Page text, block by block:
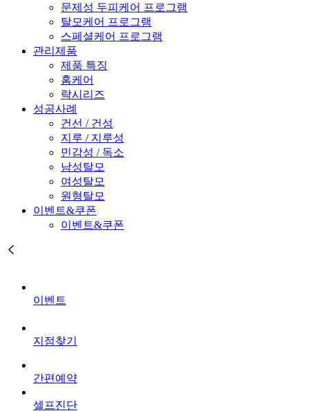
문제성 두피케어 프로그램
탈모케어 프로그램
스페셜케어 프로그램
관리제품
제품 특징
홈케어
락시리즈
성공사례
건선 / 건성
지루 / 지루성
민감성 / 독소
남성탈모
여성탈모
원형탈모
이벤트&쿠폰
이벤트&쿠폰
이벤트
지점찾기
간편예약
셀프진단